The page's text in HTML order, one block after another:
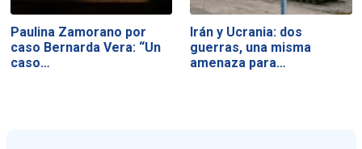
Paulina Zamorano por
caso Bernarda Vera: “Un
caso…
Irán y Ucrania: dos
guerras, una misma
amenaza para…